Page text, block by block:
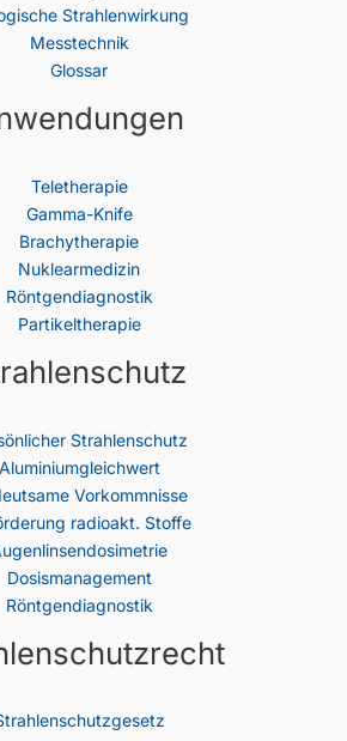
Strahlenwirkung
Messtechnik
Glossar
Teletherapie
Gamma-Knife
Brachytherapie
Nuklearmedizin
Röntgendiagnostik
Partikeltherapie
Strahlenschutz
Aluminiumgleichwert
Vorkommnisse
radioakt. Stoffe
Dosismanagement
Röntgendiagnostik